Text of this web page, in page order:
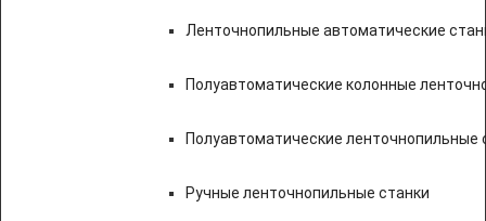
Ленточнопильные автоматические
Полуавтоматические колонные
Полуавтоматические ленточнопильные
Ручные ленточнопильные станки